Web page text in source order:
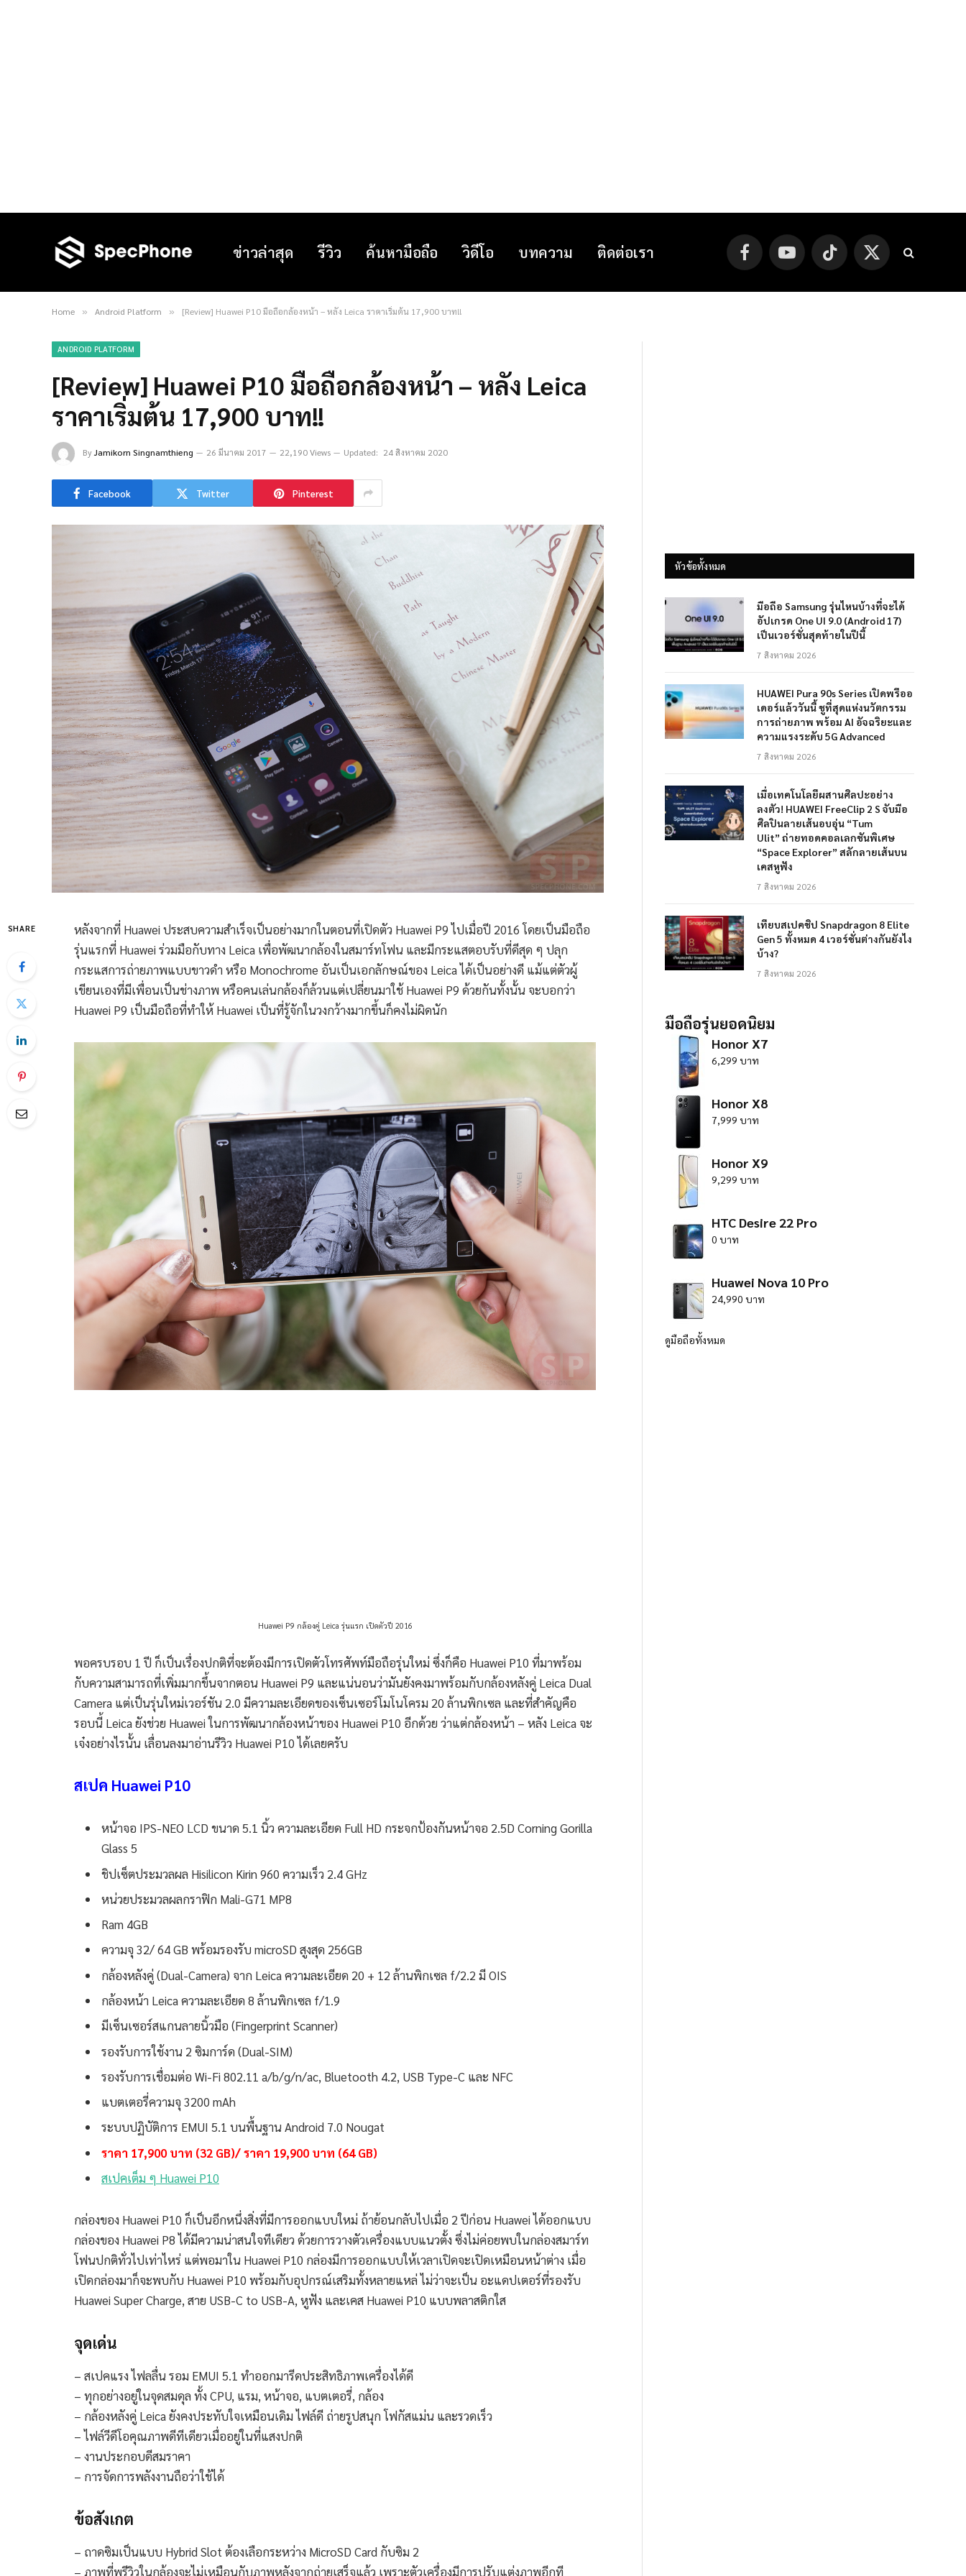
ข่าวล่าสุด รีวิว ค้นหามือถือ วิดีโอ บทความ ติดต่อเรา FacebookYouTube TikTok
X
(Twitter)
Home » Android Platform » [Review] Huawei P10 มือถือกล้องหน้า – หลัง Leica ราคาเริ่มต้น 17,900 บาท!!
ANDROID PLATFORM
[Review] Huawei P10 มือถือกล้องหน้า – หลัง Leica
ราคาเริ่มต้น 17,900 บาท!!
ByJamikorn Singnamthieng 26 มีนาคม 2017 22,190 Views Updated: 24 สิงหาคม 2020
Facebook Twitter Pinterest
SHARE
หลังจากที่ Huawei ประสบความสำเร็จเป็นอย่างมากในตอนที่เปิดตัว Huawei P9 ไปเมื่อปี 2016 โดยเป็นมือถือ
รุ่นแรกที่ Huawei ร่วมมือกับทาง Leica เพื่อพัฒนากล้องในสมาร์ทโฟน และมีกระแสตอบรับที่ดีสุด ๆ ปลุก
กระแสการถ่ายภาพแบบขาวดำ หรือ Monochrome อันเป็นเอกลักษณ์ของ Leica ได้เป็นอย่างดี แม้แต่ตัวผู้
เขียนเองที่มีเพื่อนเป็นช่างภาพ หรือคนเล่นกล้องก็ล้วนแต่เปลี่ยนมาใช้ Huawei P9 ด้วยกันทั้งนั้น จะบอกว่า
Huawei P9 เป็นมือถือที่ทำให้ Huawei เป็นที่รู้จักในวงกว้างมากขึ้นก็คงไม่ผิดนัก
Huawei P9 กล้องคู่ Leica รุ่นแรก เปิดตัวปี 2016
พอครบรอบ 1 ปี ก็เป็นเรื่องปกติที่จะต้องมีการเปิดตัวโทรศัพท์มือถือรุ่นใหม่ ซึ่งก็คือ Huawei P10 ที่มาพร้อม
กับความสามารถที่เพิ่มมากขึ้นจากตอน Huawei P9 และแน่นอนว่ามันยังคงมาพร้อมกับกล้องหลังคู่ Leica Dual
Camera แต่เป็นรุ่นใหม่เวอร์ชัน 2.0 มีความละเอียดของเซ็นเซอร์โมโนโครม 20 ล้านพิกเซล และที่สำคัญคือ
รอบนี้ Leica ยังช่วย Huawei ในการพัฒนากล้องหน้าของ Huawei P10 อีกด้วย ว่าแต่กล้องหน้า – หลัง Leica จะ
เจ๋งอย่างไรนั้น เลื่อนลงมาอ่านรีวิว Huawei P10 ได้เลยครับ
สเปค Huawei P10
หน้าจอ IPS-NEO LCD ขนาด 5.1 นิ้ว ความละเอียด Full HD กระจกป้องกันหน้าจอ 2.5D Corning Gorilla
Glass 5
ชิปเซ็ตประมวลผล Hisilicon Kirin 960 ความเร็ว 2.4 GHz
หน่วยประมวลผลกราฟิก Mali-G71 MP8
Ram 4GB
ความจุ 32/ 64 GB พร้อมรองรับ microSD สูงสุด 256GB
กล้องหลังคู่ (Dual-Camera) จาก Leica ความละเอียด 20 + 12 ล้านพิกเซล f/2.2 มี OIS
กล้องหน้า Leica ความละเอียด 8 ล้านพิกเซล f/1.9
มีเซ็นเซอร์สแกนลายนิ้วมือ (Fingerprint Scanner)
รองรับการใช้งาน 2 ซิมการ์ด (Dual-SIM)
รองรับการเชื่อมต่อ Wi-Fi 802.11 a/b/g/n/ac, Bluetooth 4.2, USB Type-C และ NFC
แบตเตอรี่ความจุ 3200 mAh
ระบบปฏิบัติการ EMUI 5.1 บนพื้นฐาน Android 7.0 Nougat
ราคา 17,900 บาท (32 GB)/ ราคา 19,900 บาท (64 GB)
สเปคเต็ม ๆ Huawei P10
กล่องของ Huawei P10 ก็เป็นอีกหนึ่งสิ่งที่มีการออกแบบใหม่ ถ้าย้อนกลับไปเมื่อ 2 ปีก่อน Huawei ได้ออกแบบ
กล่องของ Huawei P8 ได้มีความน่าสนใจทีเดียว ด้วยการวางตัวเครื่องแบบแนวตั้ง ซึ่งไม่ค่อยพบในกล่องสมาร์ท
โฟนปกติทั่วไปเท่าไหร่ แต่พอมาใน Huawei P10 กล่องมีการออกแบบให้เวลาเปิดจะเปิดเหมือนหน้าต่าง เมื่อ
เปิดกล่องมาก็จะพบกับ Huawei P10 พร้อมกับอุปกรณ์เสริมทั้งหลายแหล่ ไม่ว่าจะเป็น อะแดปเตอร์ที่รองรับ
Huawei Super Charge, สาย USB-C to USB-A, หูฟัง และเคส Huawei P10 แบบพลาสติกใส
จุดเด่น
– สเปคแรง ไฟลลื่น รอม EMUI 5.1 ทำออกมารีดประสิทธิภาพเครื่องได้ดี
– ทุกอย่างอยู่ในจุดสมดุล ทั้ง CPU, แรม, หน้าจอ, แบตเตอรี่, กล้อง
– กล้องหลังคู่ Leica ยังคงประทับใจเหมือนเดิม ไฟล์ดี ถ่ายรูปสนุก โฟกัสแม่น และรวดเร็ว
– ไฟล์วีดีโอคุณภาพดีทีเดียวเมื่ออยู่ในที่แสงปกติ
– งานประกอบดีสมราคา
– การจัดการพลังงานถือว่าใช้ได้
ข้อสังเกต
– ถาดซิมเป็นแบบ Hybrid Slot ต้องเลือกระหว่าง MicroSD Card กับซิม 2
– ภาพที่พรีวิวในกล้องจะไม่เหมือนกับภาพหลังจากถ่ายเสร็จแล้ว เพราะตัวเครื่องมีการปรับแต่งภาพอีกที
หัวข้อทั้งหมด
มือถือ Samsung รุ่นไหนบ้างที่จะได้
อัปเกรด One UI 9.0 (Android 17)
เป็นเวอร์ชั่นสุดท้ายในปีนี้
7 สิงหาคม 2026
HUAWEI Pura 90s Series เปิดพรีออ
เดอร์แล้ววันนี้ ชูที่สุดแห่งนวัตกรรม
การถ่ายภาพ พร้อม AI อัจฉริยะและ
ความแรงระดับ 5G Advanced
7 สิงหาคม 2026
เมื่อเทคโนโลยีผสานศิลปะอย่าง
ลงตัว! HUAWEI FreeClip 2 S จับมือ
ศิลปินลายเส้นอบอุ่น “Tum
Ulit” ถ่ายทอดคอลเลกชันพิเศษ
“Space Explorer” สลักลายเส้นบน
เคสหูฟัง
7 สิงหาคม 2026
เทียบสเปคชิป Snapdragon 8 Elite
Gen 5 ทั้งหมด 4 เวอร์ชั่นต่างกันยังไง
บ้าง?
7 สิงหาคม 2026
มือถือรุ่นยอดนิยม
Honor X7
6,299 บาท
Honor X8
7,999 บาท
Honor X9
9,299 บาท
HTC Desire 22 Pro
0 บาท
Huawei Nova 10 Pro
24,990 บาท
ดูมือถือทั้งหมด